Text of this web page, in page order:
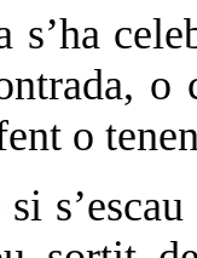
s’ha
o
si